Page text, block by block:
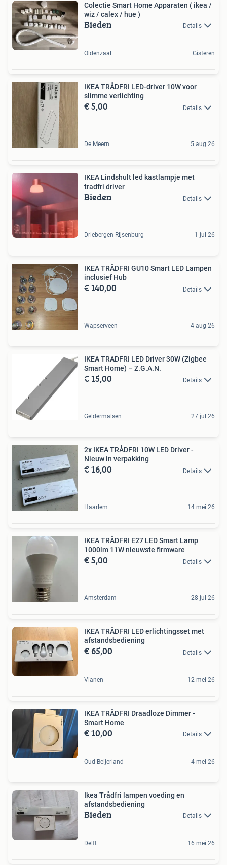
Colectie Smart Home Apparaten ( ikea /
wiz / calex / hue )
Bieden Details
Oldenzaal Gisteren
IKEA TRÅDFRI LED-driver 10W voor
slimme verlichting
€ 5,00 Details
De Meern 5 aug 26
IKEA Lindshult led kastlampje met
tradfri driver
Bieden Details
Driebergen-Rijsenburg 1 jul 26
IKEA TRÅDFRI GU10 Smart LED Lampen
inclusief Hub
€ 140,00 Details
Wapserveen 4 aug 26
IKEA TRADFRI LED Driver 30W (Zigbee
Smart Home) – Z.G.A.N.
€ 15,00 Details
Geldermalsen 27 jul 26
2x IKEA TRÅDFRI 10W LED Driver -
Nieuw in verpakking
€ 16,00 Details
Haarlem 14 mei 26
IKEA TRÅDFRI E27 LED Smart Lamp
1000lm 11W nieuwste firmware
€ 5,00 Details
Amsterdam 28 jul 26
IKEA TRÅDFRI LED erlichtingsset met
afstandsbediening
€ 65,00 Details
Vianen 12 mei 26
IKEA TRÅDFRI Draadloze Dimmer -
Smart Home
€ 10,00 Details
Oud-Beijerland 4 mei 26
Ikea Trådfri lampen voeding en
afstandsbediening
Bieden Details
Delft 16 mei 26